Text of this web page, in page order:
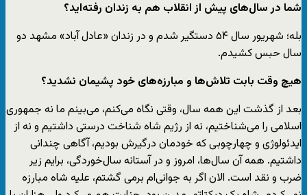
شما در سال‌های پیش از انقلاب هم به زندان رفته‌اید؟
بله؛ شهریور سال ۵۴ دستگیر شدم و در زندان «عادل آباد» مشهد دو
سال حبس کشیدم.
هیچ وقت بابت تلاش‌ها و مبارزه‌های خود پشیمان نشدید؟
بعد از گذشت این همه سال‌، وقتی نگاه می‌کنم، می‌بینم ما نه جمهوری
اسلامی را می‌شناختیم، نه از رژیم شاه شناخت درستی داشتیم و نه از
ایدئولوژی و چهارچوبی که خودمان درگیرش بودیم، آگاهی چندانی
داشتیم. همه آن سال‌ها، امروز و در آستانه سال‌خوردگی، برایم زیر
ضرب و نقد است. الان اگر به جوانی‌ام برمی گشتم، علیه شاه مبارزه